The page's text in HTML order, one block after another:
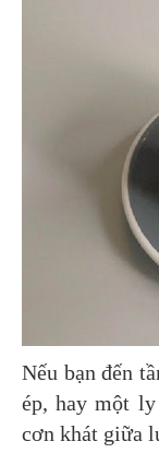
Nếu bạn đến
ép, hay một
cơn khát giữa